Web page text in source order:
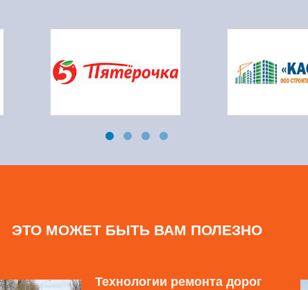
ЭТО МОЖЕТ БЫТЬ ВАМ ПОЛЕЗНО
Технологии ремонта дорог